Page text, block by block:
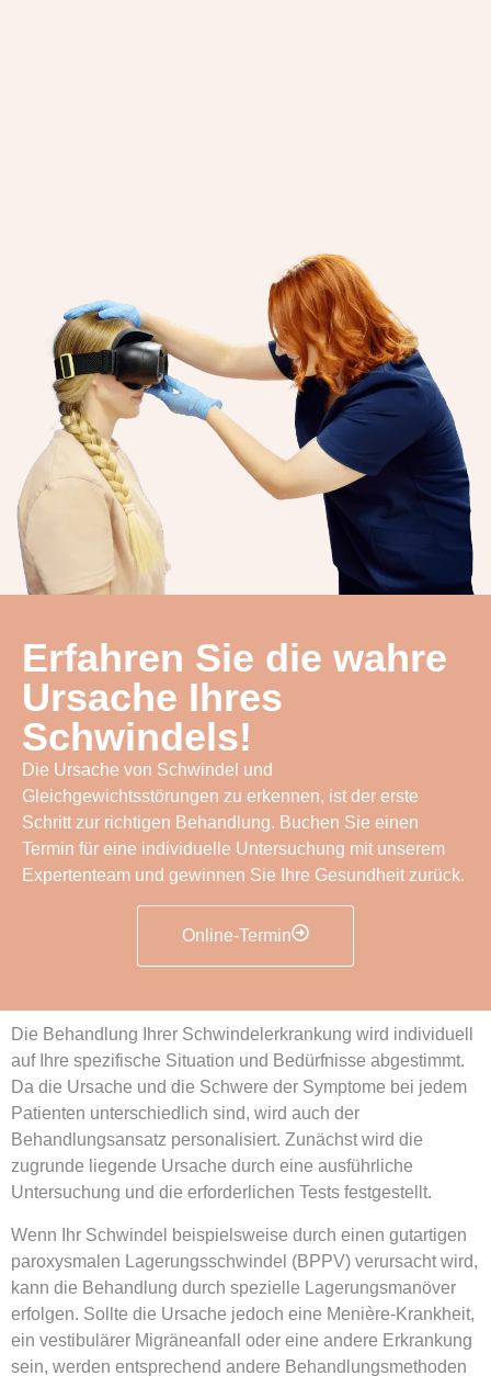
Erfahren Sie die wahre
Ursache Ihres
Schwindels!
Die Ursache von Schwindel und
Gleichgewichtsstörungen zu erkennen, ist der erste
Schritt zur richtigen Behandlung. Buchen Sie einen
Termin für eine individuelle Untersuchung mit unserem
Expertenteam und gewinnen Sie Ihre Gesundheit zurück.
Online-Termin
Die Behandlung Ihrer Schwindelerkrankung wird individuell
auf Ihre spezifische Situation und Bedürfnisse abgestimmt.
Da die Ursache und die Schwere der Symptome bei jedem
Patienten unterschiedlich sind, wird auch der
Behandlungsansatz personalisiert. Zunächst wird die
zugrunde liegende Ursache durch eine ausführliche
Untersuchung und die erforderlichen Tests festgestellt.
Wenn Ihr Schwindel beispielsweise durch einen gutartigen
paroxysmalen Lagerungsschwindel (BPPV) verursacht wird,
kann die Behandlung durch spezielle Lagerungsmanöver
erfolgen. Sollte die Ursache jedoch eine Menière-Krankheit,
ein vestibulärer Migräneanfall oder eine andere Erkrankung
sein, werden entsprechend andere Behandlungsmethoden